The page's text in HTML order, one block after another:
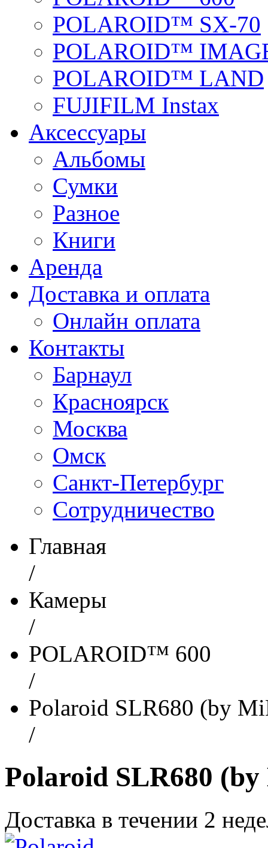
POLAROID™ SX-70
POLAROID™
POLAROID™ LAND
FUJIFILM Instax
Аксессуары
Альбомы
Сумки
Разное
Книги
Аренда
Доставка и оплата
Онлайн оплата
Контакты
Барнаул
Красноярск
Москва
Омск
Санкт-Петербург
Сотрудничество
Главная
/
Камеры
/
POLAROID™ 600
/
Polaroid SLR680 (by
/
Polaroid SLR680
Доставка в течении 2